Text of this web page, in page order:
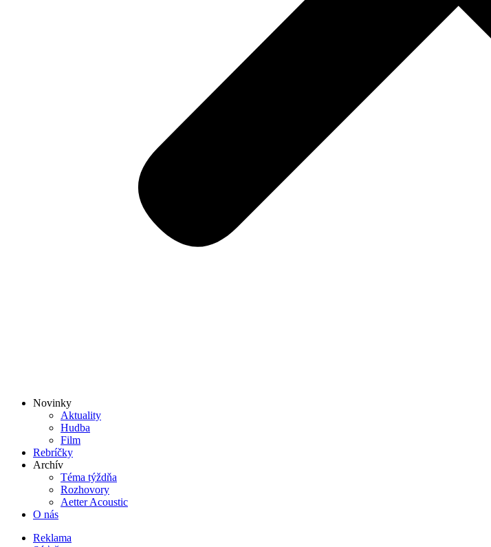
Novinky
Aktuality
Hudba
Film
Rebríčky
Archív
Téma týždňa
Rozhovory
Aetter Acoustic
O nás
Reklama